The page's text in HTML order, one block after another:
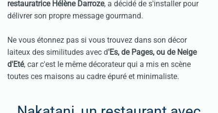
restauratrice Hélène Darroze, a décidé de s'installer pour
délivrer son propre message gourmand.
Ne vous étonnez pas si vous trouvez dans son décor
laiteux des similitudes avec d'Es, de Pages, ou de Neige
d'Eté, car c'est le même décorateur qui a mis en scène
toutes ces maisons au cadre épuré et minimaliste.